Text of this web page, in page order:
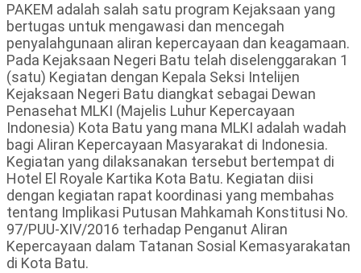
PAKEM adalah salah satu program Kejaksaan yang
bertugas untuk mengawasi dan mencegah
penyalahgunaan aliran kepercayaan dan keagamaan.
Pada Kejaksaan Negeri Batu telah diselenggarakan 1
(satu) Kegiatan dengan Kepala Seksi Intelijen
Kejaksaan Negeri Batu diangkat sebagai Dewan
Penasehat MLKI (Majelis Luhur Kepercayaan
Indonesia) Kota Batu yang mana MLKI adalah wadah
bagi Aliran Kepercayaan Masyarakat di Indonesia.
Kegiatan yang dilaksanakan tersebut bertempat di
Hotel El Royale Kartika Kota Batu. Kegiatan diisi
dengan kegiatan rapat koordinasi yang membahas
tentang Implikasi Putusan Mahkamah Konstitusi No.
97/PUU-XIV/2016 terhadap Penganut Aliran
Kepercayaan dalam Tatanan Sosial Kemasyarakatan
di Kota Batu.